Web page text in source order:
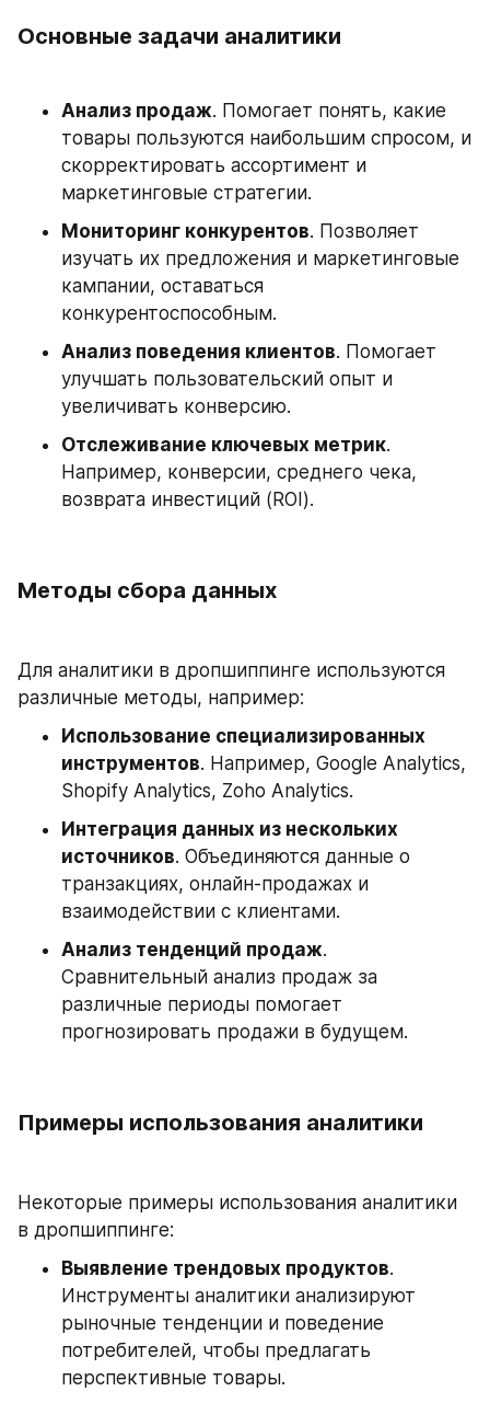
Основные задачи аналитики
Анализ продаж. Помогает понять, какие
товары пользуются наибольшим спросом, и
скорректировать ассортимент и
маркетинговые стратегии.
Мониторинг конкурентов. Позволяет
изучать их предложения и маркетинговые
кампании, оставаться
конкурентоспособным.
Анализ поведения клиентов. Помогает
улучшать пользовательский опыт и
увеличивать конверсию.
Отслеживание ключевых метрик.
Например, конверсии, среднего чека,
возврата инвестиций (ROI).
Методы сбора данных
Для аналитики в дропшиппинге используются
различные методы, например:
Использование специализированных
инструментов. Например, Google Analytics,
Shopify Analytics, Zoho Analytics.
Интеграция данных из нескольких
источников. Объединяются данные о
транзакциях, онлайн-продажах и
взаимодействии с клиентами.
Анализ тенденций продаж.
Сравнительный анализ продаж за
различные периоды помогает
прогнозировать продажи в будущем.
Примеры использования аналитики
Некоторые примеры использования аналитики
в дропшиппинге:
Выявление трендовых продуктов.
Инструменты аналитики анализируют
рыночные тенденции и поведение
потребителей, чтобы предлагать
перспективные товары.